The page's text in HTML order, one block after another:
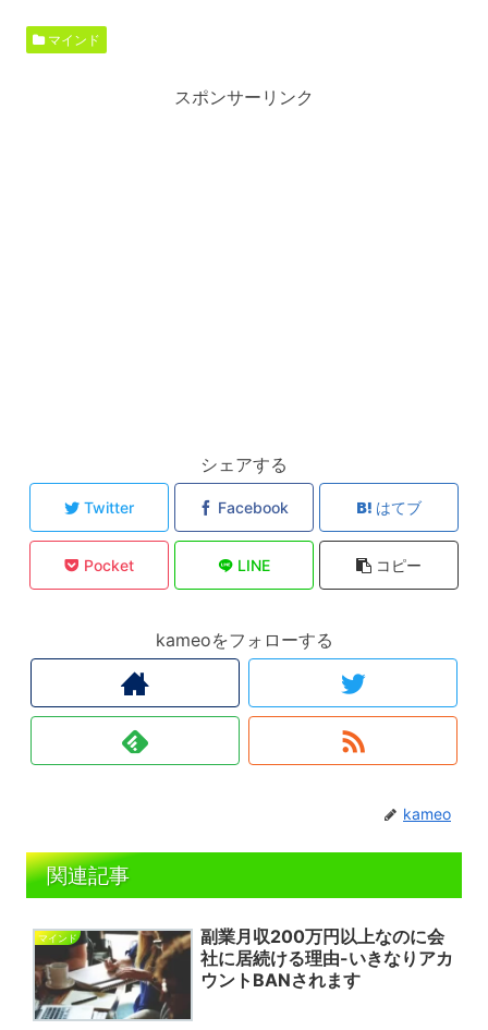
マインド
スポンサーリンク
シェアする
Twitter Facebook はてブ
Pocket LINE コピー
kameoをフォローする
kameo
関連記事
マインド
副業月収200万円以上なのに会
社に居続ける理由-いきなりアカ
ウントBANされます